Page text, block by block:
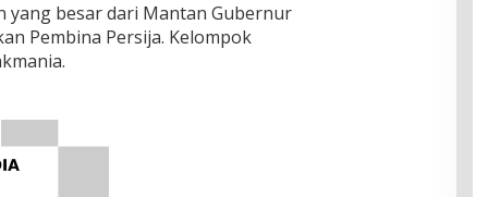
yang besar dari Mantan Gubernur
Pembina Persija. Kelompok